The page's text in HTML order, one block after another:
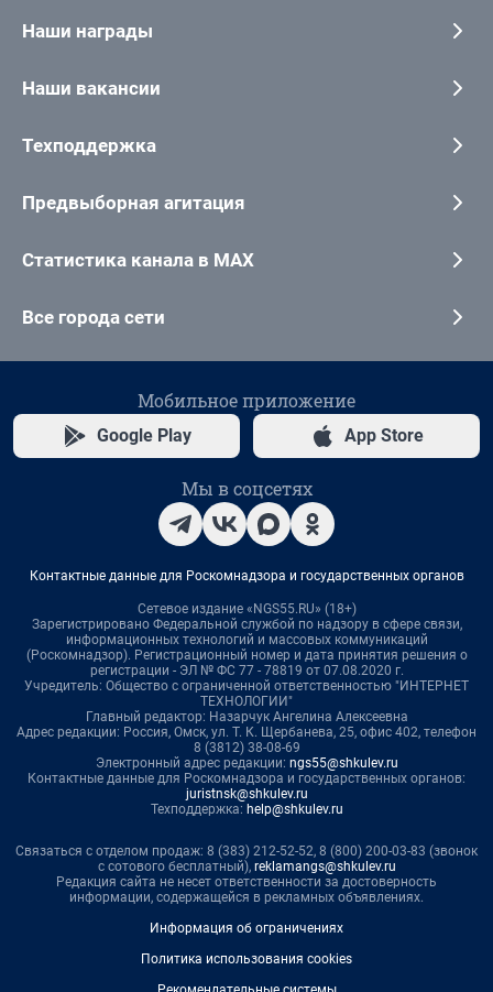
Наши награды
Наши вакансии
Техподдержка
Предвыборная агитация
Статистика канала в MAX
Все города сети
Мобильное приложение
Google Play App Store
Мы в соцсетях
Контактные данные для Роскомнадзора и государственных органов
Сетевое издание «NGS55.RU» (18+)
Зарегистрировано Федеральной службой по надзору в сфере связи,
информационных технологий и массовых коммуникаций
(Роскомнадзор). Регистрационный номер и дата принятия решения о
регистрации - ЭЛ № ФС 77 - 78819 от 07.08.2020 г.
Учредитель: Общество с ограниченной ответственностью "ИНТЕРНЕТ
ТЕХНОЛОГИИ"
Главный редактор: Назарчук Ангелина Алексеевна
Адрес редакции: Россия, Омск, ул. Т. К. Щербанева, 25, офис 402, телефон
8 (3812) 38-08-69
Электронный адрес редакции: ngs55@shkulev.ru
Контактные данные для Роскомнадзора и государственных органов:
juristnsk@shkulev.ru
Техподдержка: help@shkulev.ru
Связаться с отделом продаж: 8 (383) 212-52-52, 8 (800) 200-03-83 (звонок
с сотового бесплатный), reklamangs@shkulev.ru
Редакция сайта не несет ответственности за достоверность
информации, содержащейся в рекламных объявлениях.
Информация об ограничениях
Политика использования cookies